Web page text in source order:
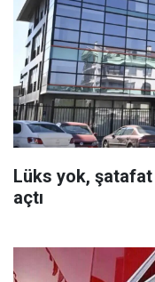
Lüks yok, şatafat
açtı